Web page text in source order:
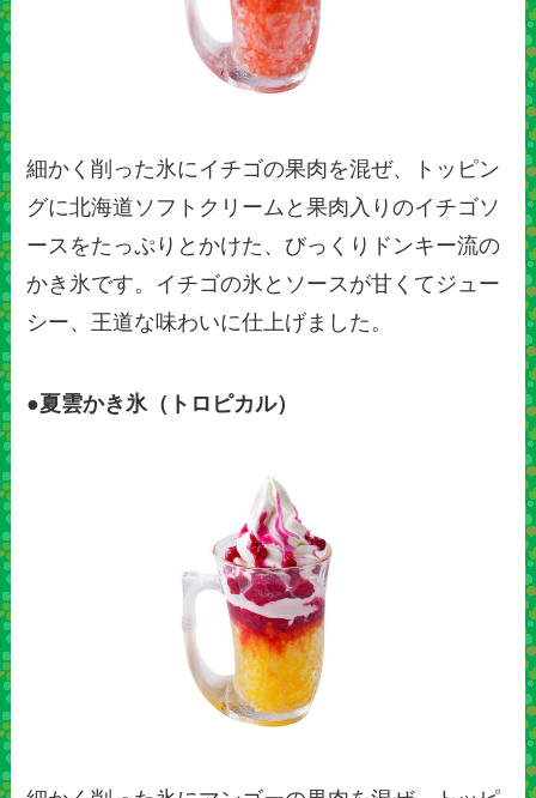
細かく削った氷にイチゴの果肉を混ぜ、トッピン
グに北海道ソフトクリームと果肉入りのイチゴソ
ースをたっぷりとかけた、びっくりドンキー流の
かき氷です。イチゴの氷とソースが甘くてジュー
シー、王道な味わいに仕上げました。
●夏雲かき氷（トロピカル）